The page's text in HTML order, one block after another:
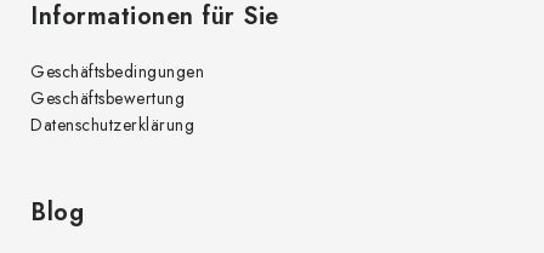
Informationen für Sie
Geschäftsbedingungen
Geschäftsbewertung
Datenschutzerklärung
Blog